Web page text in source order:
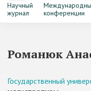
Научный
журнал
конференции
Романюк
Государственный